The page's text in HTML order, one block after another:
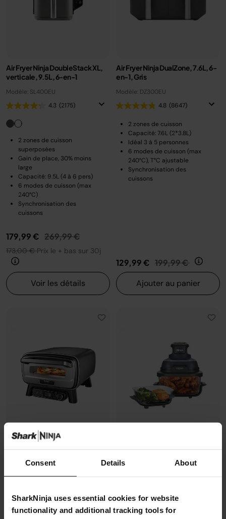
Consent Details About
SharkNinja uses essential cookies for website
functionality and additional tracking tools for
Air Fryer Ninja DoubleStack XL,
verticale, 9.5L, 6-en-1
Modèle: SL400EU
4.3 (2175)
2 zones de cuisson
superposées
Gain de place, 30% moins
large
Capacité: 9.5L (4 à 6 pers)
6 modes de cuisson (max
240°C)
Synchronisation des
cuissons
179,99 € Prix réduit de
269,99 €au
173,00 €Prix le + bas sur 30j
Voir les détails
Air Fryer Ninja DualZone, 7.6L, 6-
en-1, Gris
Modèle: DZ300EU
4.8 (8647)
2 zones de cuisson
Capacité: 7.6L (2*3.8L)
Idéal 3 à 5 personnes
6 modes de cuisson (max
240°C), T°C ajustable
Synchronisation des
cuissons
129,99 € Prix réduit de
199,99 € au
Ajouter au panier
d’extérieur, avec fonction Air
Fryer Ninja Artisan
4.7 (228)
CRISPi
4.3
(1070)